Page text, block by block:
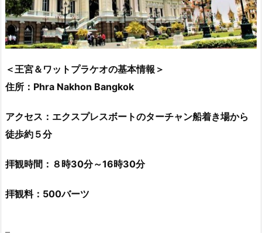
＜王宮＆ワットプラケオの基本情報＞
住所：Phra Nakhon Bangkok
アクセス：エクスプレスボートのターチャン船着き場から
徒歩約５分
拝観時間：８時30分～16時30分
拝観料：500バーツ